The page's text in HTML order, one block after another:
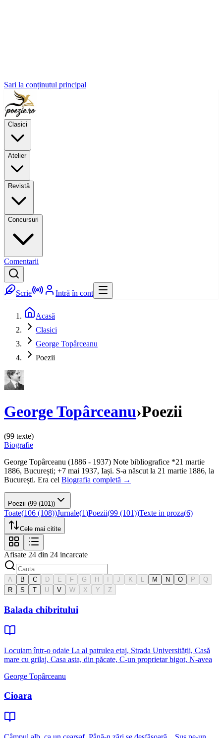
Sari la conținutul principal
Clasici
Atelier
Revistă
Concursuri
Comentarii
Scrie Intră în cont
Acasă
Clasici
George Topârceanu
Poezii
George Topârceanu›Poezii
(99 texte)
Biografie
George Topârceanu (1886 - 1937) Note bibliografice *21 martie
1886, București; +7 mai 1937, Iași. S-a născut la 21 martie 1886, la
București. Era cel Biografia completă →
Poezii (99 (101))
Toate(106 (108))Jurnale(1)Poezii(99 (101))Texte in proza(6)
Cele mai citite
Afisate 24 din 24 incarcate
A B C D E F G H J K M N O P
Q
R
S T U V W X Y Z
Balada chibritului
Locuiam într-o odaie La al patrulea etaj, Strada Universității, Casă
mare cu grilaj. Casa asta, din păcate, C-un proprietar bigot, N-avea
George Topârceanu
Cioara